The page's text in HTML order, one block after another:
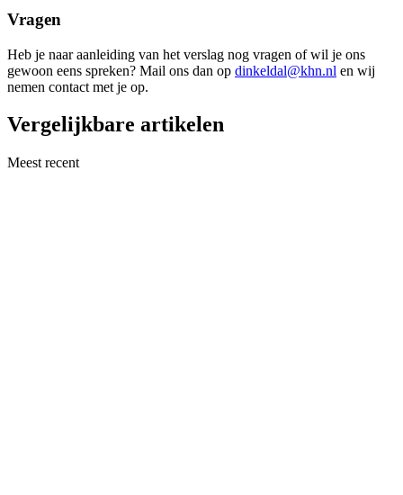
Vragen
Heb je naar aanleiding van het verslag nog vragen of wil je ons
gewoon eens spreken? Mail ons dan op dinkeldal@khn.nl en wij
nemen contact met je op.
Vergelijkbare artikelen
Meest recent